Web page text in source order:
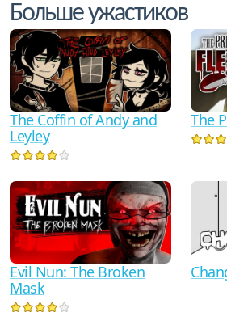
Больше ужастиков
The Coffin of Andy and
Leyley
The
Evil Nun: The Broken
Mask